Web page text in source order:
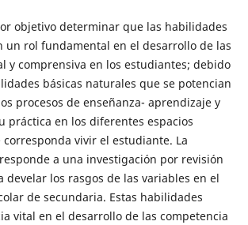
objetivo determinar que las habilidades
un rol fundamental en el desarrollo de las
y comprensiva en los estudiantes; debido
básicas naturales que se potencian
procesos de enseñanza- aprendizaje y
práctica en los diferentes espacios
corresponda vivir el estudiante. La
a una investigación por revisión
develar los rasgos de las variables en el
de secundaria. Estas habilidades
vital en el desarrollo de las competencia